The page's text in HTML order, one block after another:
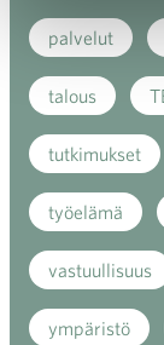
palvelut
talous
tutkimukset
työelämä
vastuullisuus
ympäristö